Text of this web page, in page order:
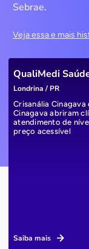
Sebrae.
Veja essa e mais
QualiMedi
Londrina / PR
Crisanália Cinagava
Cinagava abriram
atendimento de
preço acessível
Saiba mais